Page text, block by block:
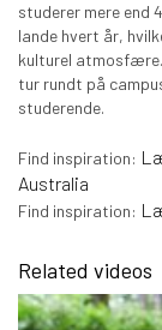
studerer mere end
lande hvert år,
kulturel atmosfære.
tur rundt på
studerende.
Find inspiration:
Australia
Find inspiration:
Related videos